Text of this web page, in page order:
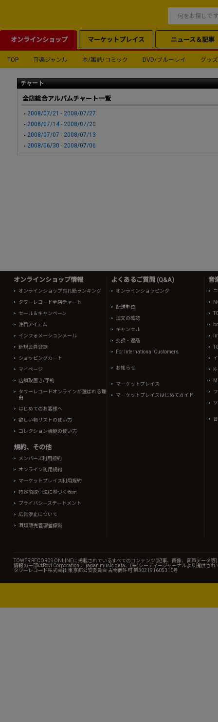
オンラインショップ マーケットプレイス ニュース＆記事
TOP 音楽ジャンル 本/雑誌/コミック DVD/ブルーレイ グッズ
チャート
全店総合アルバムチャート一覧
2008/07/21 - 2008/07/27
2008/07/14 - 2008/07/20
2008/07/07 - 2008/07/13
2008/06/30 - 2008/07/06
オンラインショップ情報
オンラインショップ売れ筋ランキング
タワーレコード全店チャート
セール＆キャンペーン
注目アイテム
インフォメーションメール
新規会員登録
ショッピングカート
マイページ
店舗取置き/予約
タワーレコードオンラインが選ばれる理
由
はじめてのお客様へ
欲しい物リストの使い方
コレクション機能の使い方
規約、その他
メンバーズ利用規約
オンライン利用規約
マーケットプレイス利用規約
特定商取引法に基づく表示
プライバシーステートメント
広告停止について
酒類販売管理者標識
よくあるご質問 (Q&A)
オンラインショッピング
配送単位
注文の確認
キャンセル
交換・返品
For International Customers
お知らせ
マーケットプレイス
マーケットプレイスはじめてガイド
音
TOWER RECORDS ONLINEに掲載されているすべてのコンテンツ(記事、画像、音声データ
情報の一部はRovi Corporation.、japan music data、(株)シーディージャーナルより提供され
タワーレコード株式会社 東京都公安委員会 古物商許可 第302191605310号